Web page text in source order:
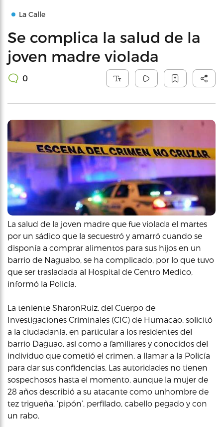
La Calle
Se complica la salud de la
joven madre violada
0
La salud de la joven madre que fue violada el martes
por un sádico que la secuestró y amarró cuando se
disponía a comprar alimentos para sus hijos en un
barrio de Naguabo, se ha complicado, por lo que tuvo
que ser trasladada al Hospital de Centro Medico,
informó la Policía.
La teniente SharonRuiz, del Cuerpo de
Investigaciones Criminales (CIC) de Humacao, solicitó
a la ciudadanía, en particular a los residentes del
barrio Daguao, así como a familiares y conocidos del
individuo que cometió el crimen, a llamar a la Policía
para dar sus confidencias. Las autoridades no tienen
sospechosos hasta el momento, aunque la mujer de
28 años describió a su atacante como unhombre de
tez trigueña, ‘pipón’, perfilado, cabello pegado y con
un rabo.